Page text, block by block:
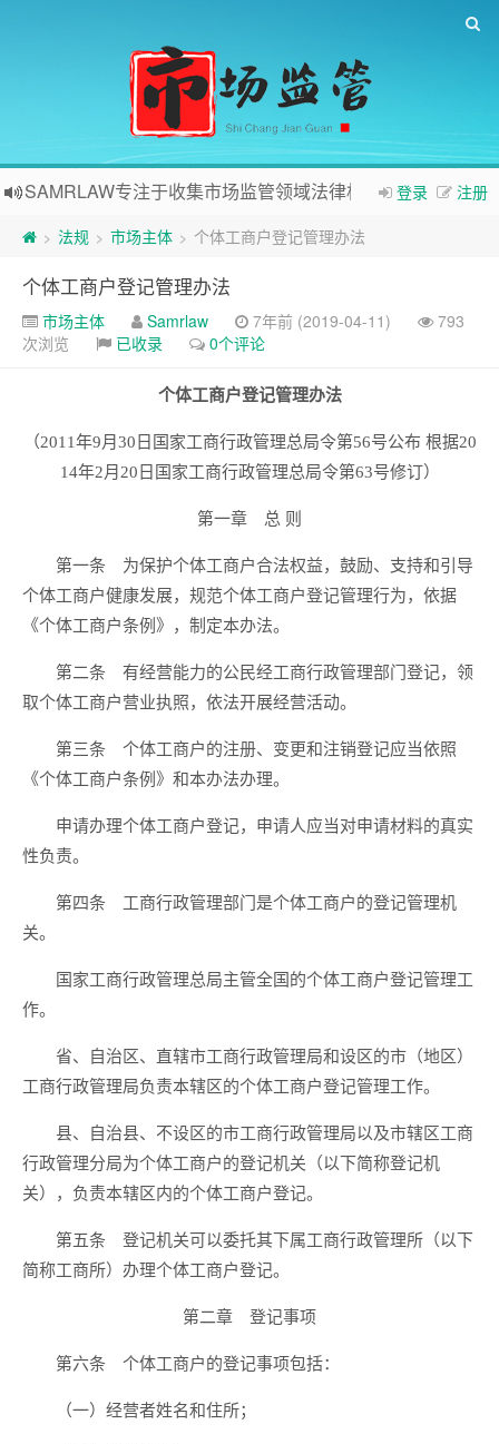
登录 注册
SAMRLAW专注于收集市场监管领域法律相关内容
> 法规 > 市场主体 > 个体工商户登记管理办法
个体工商户登记管理办法
市场主体 Samrlaw 7年前 (2019-04-11)
793
次浏览
已收录 0个评论
个体工商户登记管理办法
（2011年9月30日国家工商行政管理总局令第56号公布 根据20
14年2月20日国家工商行政管理总局令第63号修订）
第一章 总 则
第一条 为保护个体工商户合法权益，鼓励、支持和引导
个体工商户健康发展，规范个体工商户登记管理行为，依据
《个体工商户条例》，制定本办法。
第二条 有经营能力的公民经工商行政管理部门登记，领
取个体工商户营业执照，依法开展经营活动。
第三条 个体工商户的注册、变更和注销登记应当依照
《个体工商户条例》和本办法办理。
申请办理个体工商户登记，申请人应当对申请材料的真实
性负责。
第四条 工商行政管理部门是个体工商户的登记管理机
关。
国家工商行政管理总局主管全国的个体工商户登记管理工
作。
省、自治区、直辖市工商行政管理局和设区的市（地区）
工商行政管理局负责本辖区的个体工商户登记管理工作。
县、自治县、不设区的市工商行政管理局以及市辖区工商
行政管理分局为个体工商户的登记机关（以下简称登记机
关），负责本辖区内的个体工商户登记。
第五条 登记机关可以委托其下属工商行政管理所（以下
简称工商所）办理个体工商户登记。
第二章 登记事项
第六条 个体工商户的登记事项包括：
（一）经营者姓名和住所；